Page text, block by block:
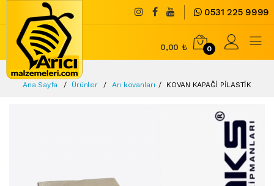
0531 225 9999
0,00 ₺ 0
Ana Sayfa Ürünler Arı kovanları KOVAN KAPAĞİ PİLASTİK